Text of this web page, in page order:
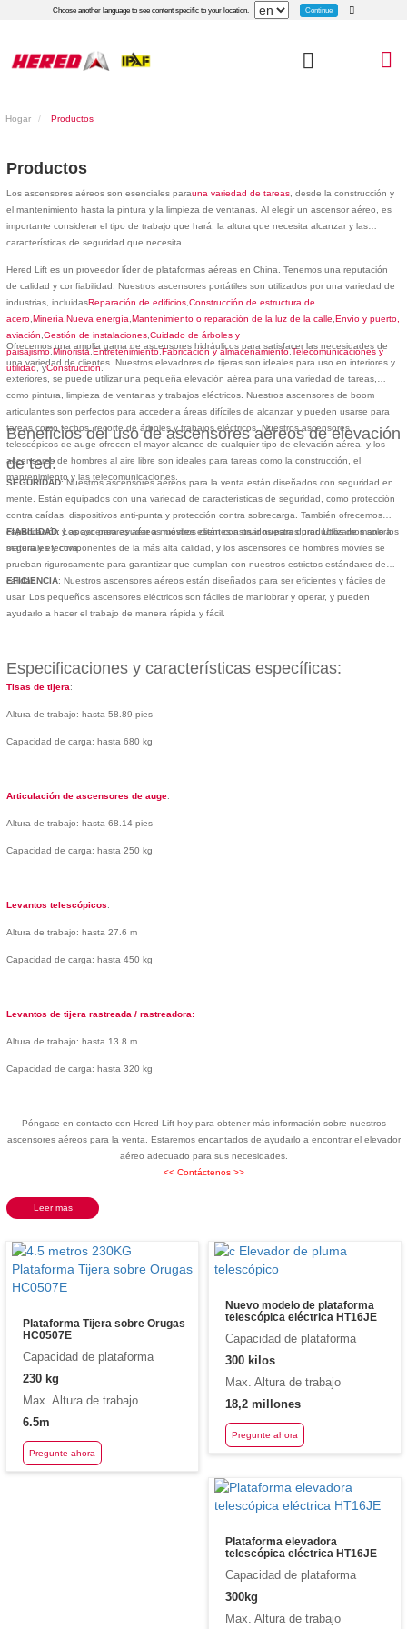
Choose another language to see content specific to your location. Continue
Hogar Productos
Productos
Los ascensores aéreos son esenciales parauna variedad de tareas , desde la construcción y
el mantenimiento hasta la pintura y la limpieza de ventanas. Al elegir un ascensor aéreo, es
importante considerar el tipo de trabajo que hará, la altura que necesita alcanzar y las
características de seguridad que necesita.
Hered Lift es un proveedor líder de plataformas aéreas en China. Tenemos una reputación
de calidad y confiabilidad. Nuestros ascensores portátiles son utilizados por una variedad de
industrias, incluidasReparación de edificios Construcción de estructura de
acero Minería Nueva energía Mantenimiento o reparación de la luz de la calle Envío y puerto,
aviación Gestión de instalaciones Cuidado de árboles y
paisajismo,Minorista,Entretenimiento,Fabricación y almacenamiento,Telecomunicaciones y
utilidad, yConstrucción.
Ofrecemos una amplia gama de ascensores hidráulicos para satisfacer las necesidades de
una variedad de clientes. Nuestros elevadores de tijeras son ideales para uso en interiores y
exteriores, se puede utilizar una pequeña elevación aérea para una variedad de tareas,
como pintura, limpieza de ventanas y trabajos eléctricos. Nuestros ascensores de boom
articulantes son perfectos para acceder a áreas difíciles de alcanzar, y pueden usarse para
tareas como techos, recorte de árboles y trabajos eléctricos. Nuestros ascensores
telescópicos de auge ofrecen el mayor alcance de cualquier tipo de elevación aérea, y los
ascensores de hombres al aire libre son ideales para tareas como la construcción, el
mantenimiento y las telecomunicaciones.
Beneficios del uso de ascensores aéreos de elevación
de ted:
SEGURIDAD: Nuestros ascensores aéreos para la venta están diseñados con seguridad en
mente. Están equipados con una variedad de características de seguridad, como protección
contra caídas, dispositivos anti-punta y protección contra sobrecarga. También ofrecemos
capacitación y apoyo para ayudar a nuestros clientes a usar nuestros productos de manera
segura y efectiva.
FIABILIDAD: Los ascensores aéreos móviles están construidos para durar. Utilizamos solo los
materiales y componentes de la más alta calidad, y los ascensores de hombres móviles se
prueban rigurosamente para garantizar que cumplan con nuestros estrictos estándares de
calidad.
EFICIENCIA: Nuestros ascensores aéreos están diseñados para ser eficientes y fáciles de
usar. Los pequeños ascensores eléctricos son fáciles de maniobrar y operar, y pueden
ayudarlo a hacer el trabajo de manera rápida y fácil.
Especificaciones y características específicas:
Tisas de tijera:
Altura de trabajo: hasta 58.89 pies
Capacidad de carga: hasta 680 kg
Articulación de ascensores de auge:
Altura de trabajo: hasta 68.14 pies
Capacidad de carga: hasta 250 kg
Levantos telescópicos:
Altura de trabajo: hasta 27.6 m
Capacidad de carga: hasta 450 kg
Levantos de tijera rastreada / rastreadora:
Altura de trabajo: hasta 13.8 m
Capacidad de carga: hasta 320 kg
Póngase en contacto con Hered Lift hoy para obtener más información sobre nuestros
ascensores aéreos para la venta. Estaremos encantados de ayudarlo a encontrar el elevador
aéreo adecuado para sus necesidades.
<< Contáctenos >>
Leer más
Plataforma Tijera sobre Orugas
HC0507E
Capacidad de plataforma
230 kg
Max. Altura de trabajo
6.5m
Pregunte ahora
Nuevo modelo de plataforma
telescópica eléctrica HT16JE
Capacidad de plataforma
300 kilos
Max. Altura de trabajo
18,2 millones
Pregunte ahora
Plataforma elevadora
telescópica eléctrica HT16JE
Capacidad de plataforma
300kg
Max. Altura de trabajo